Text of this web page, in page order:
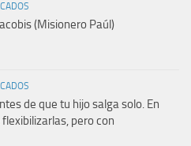
(Misionero Paúl)
de que tu hijo salga solo. En
pero con